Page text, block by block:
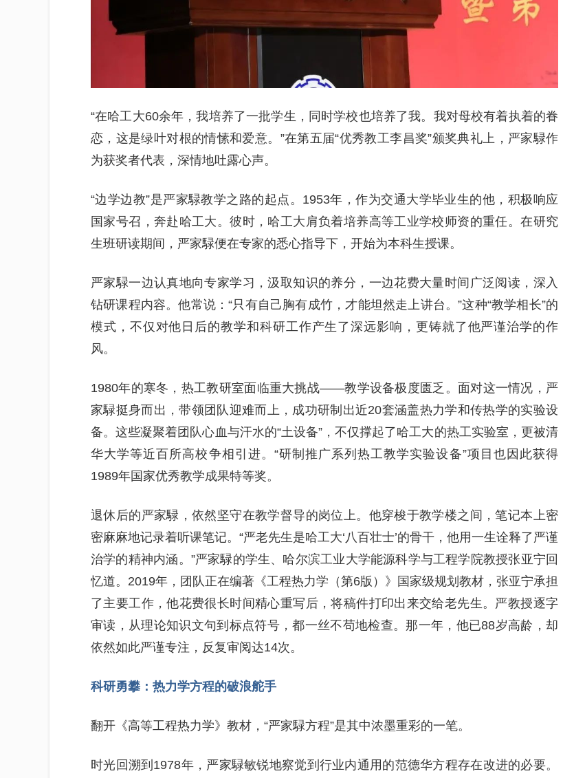
“在哈工大60余年，我培养了一批学生，同时学校也培养了我。我对母校有着执着的眷
恋，这是绿叶对根的情愫和爱意。”在第五届“优秀教工李昌奖”颁奖典礼上，严家騄作
为获奖者代表，深情地吐露心声。
“边学边教”是严家騄教学之路的起点。1953年，作为交通大学毕业生的他，积极响应
国家号召，奔赴哈工大。彼时，哈工大肩负着培养高等工业学校师资的重任。在研究
生班研读期间，严家騄便在专家的悉心指导下，开始为本科生授课。
严家騄一边认真地向专家学习，汲取知识的养分，一边花费大量时间广泛阅读，深入
钻研课程内容。他常说：“只有自己胸有成竹，才能坦然走上讲台。”这种“教学相长”的
模式，不仅对他日后的教学和科研工作产生了深远影响，更铸就了他严谨治学的作
风。
1980年的寒冬，热工教研室面临重大挑战——教学设备极度匮乏。面对这一情况，严
家騄挺身而出，带领团队迎难而上，成功研制出近20套涵盖热力学和传热学的实验设
备。这些凝聚着团队心血与汗水的“土设备”，不仅撑起了哈工大的热工实验室，更被清
华大学等近百所高校争相引进。“研制推广系列热工教学实验设备”项目也因此获得
1989年国家优秀教学成果特等奖。
退休后的严家騄，依然坚守在教学督导的岗位上。他穿梭于教学楼之间，笔记本上密
密麻麻地记录着听课笔记。“严老先生是哈工大‘八百壮士’的骨干，他用一生诠释了严谨
治学的精神内涵。”严家騄的学生、哈尔滨工业大学能源科学与工程学院教授张亚宁回
忆道。2019年，团队正在编著《工程热力学（第6版）》国家级规划教材，张亚宁承担
了主要工作，他花费很长时间精心重写后，将稿件打印出来交给老先生。严教授逐字
审读，从理论知识文句到标点符号，都一丝不苟地检查。那一年，他已88岁高龄，却
依然如此严谨专注，反复审阅达14次。
科研勇攀：热力学方程的破浪舵手
翻开《高等工程热力学》教材，“严家騄方程”是其中浓墨重彩的一笔。
时光回溯到1978年，严家騄敏锐地察觉到行业内通用的范德华方程存在改进的必要。